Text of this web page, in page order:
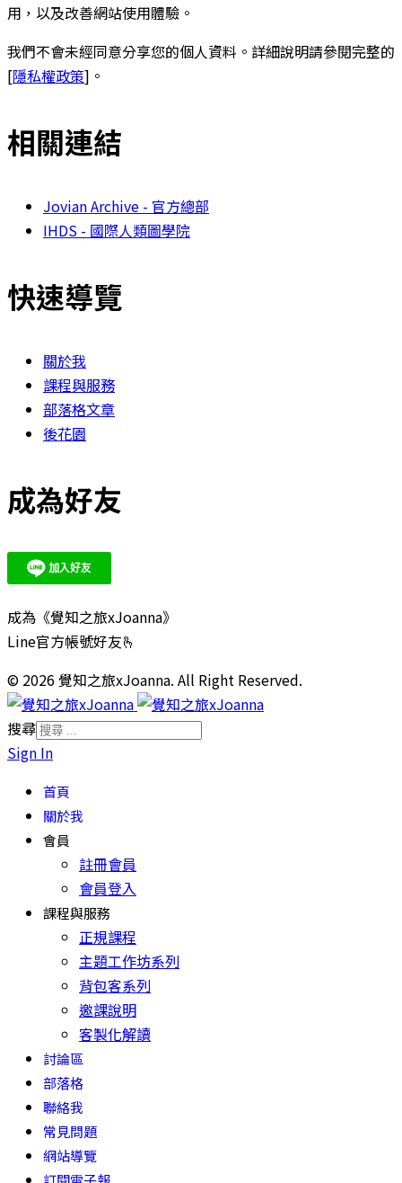
用，以及改善網站使用體驗。
我們不會未經同意分享您的個人資料。詳細說明請參閱完整的
[隱私權政策]。
相關連結
Jovian Archive - 官方總部
IHDS - 國際人類圖學院
快速導覽
關於我
課程與服務
部落格文章
後花園
成為好友
成為《覺知之旅xJoanna》
Line官方帳號好友🫰
© 2026 覺知之旅xJoanna. All Right Reserved.
搜尋
Sign In
首頁
關於我
會員
註冊會員
會員登入
課程與服務
正規課程
主題工作坊系列
背包客系列
邀課說明
客製化解讀
討論區
部落格
聯絡我
常見問題
網站導覽